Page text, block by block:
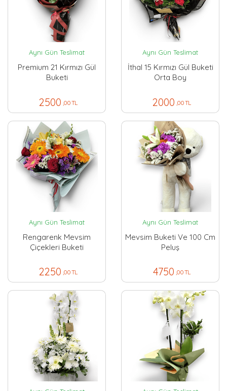
Aynı Gün Teslimat
Premium 21 Kırmızı Gül
Buketi
2500 ,00 TL
Aynı Gün Teslimat
İthal 15 Kırmızı Gül Buketi
Orta Boy
2000 ,00 TL
Aynı Gün Teslimat
Rengarenk Mevsim
Çiçekleri Buketi
2250 ,00 TL
Aynı Gün Teslimat
Mevsim Buketi Ve 100 Cm
Peluş
4750 ,00 TL